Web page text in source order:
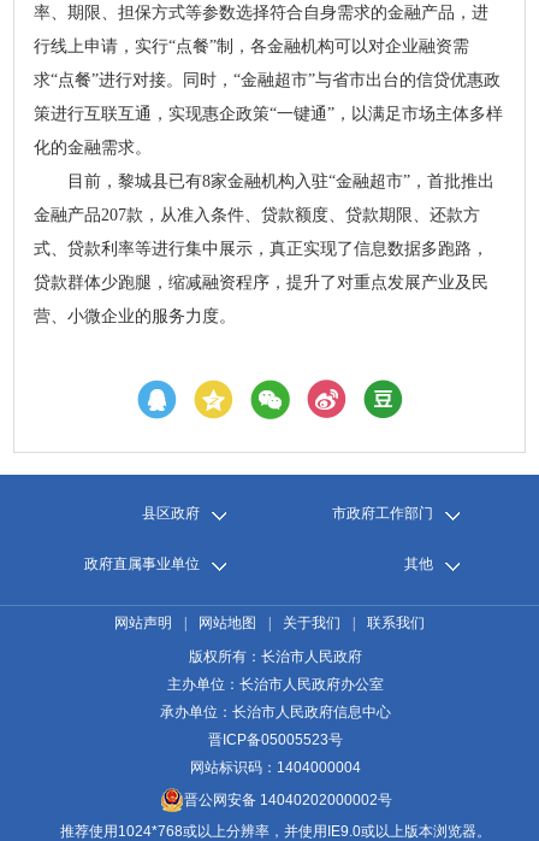
率、期限、担保方式等参数选择符合自身需求的金融产品，进
行线上申请，实行“点餐”制，各金融机构可以对企业融资需
求“点餐”进行对接。同时，“金融超市”与省市出台的信贷优惠政
策进行互联互通，实现惠企政策“一键通”，以满足市场主体多样
化的金融需求。
目前，黎城县已有8家金融机构入驻“金融超市”，首批推出
金融产品207款，从准入条件、贷款额度、贷款期限、还款方
式、贷款利率等进行集中展示，真正实现了信息数据多跑路，
贷款群体少跑腿，缩减融资程序，提升了对重点发展产业及民
营、小微企业的服务力度。
县区政府 市政府工作部门
政府直属事业单位 其他
网站声明 网站地图 关于我们
联系我们
版权所有：长治市人民政府
主办单位：长治市人民政府办公室
承办单位：长治市人民政府信息中心
晋ICP备05005523号
网站标识码：1404000004
晋公网安备 14040202000002号
推荐使用1024*768或以上分辨率，并使用IE9.0或以上版本浏览器。